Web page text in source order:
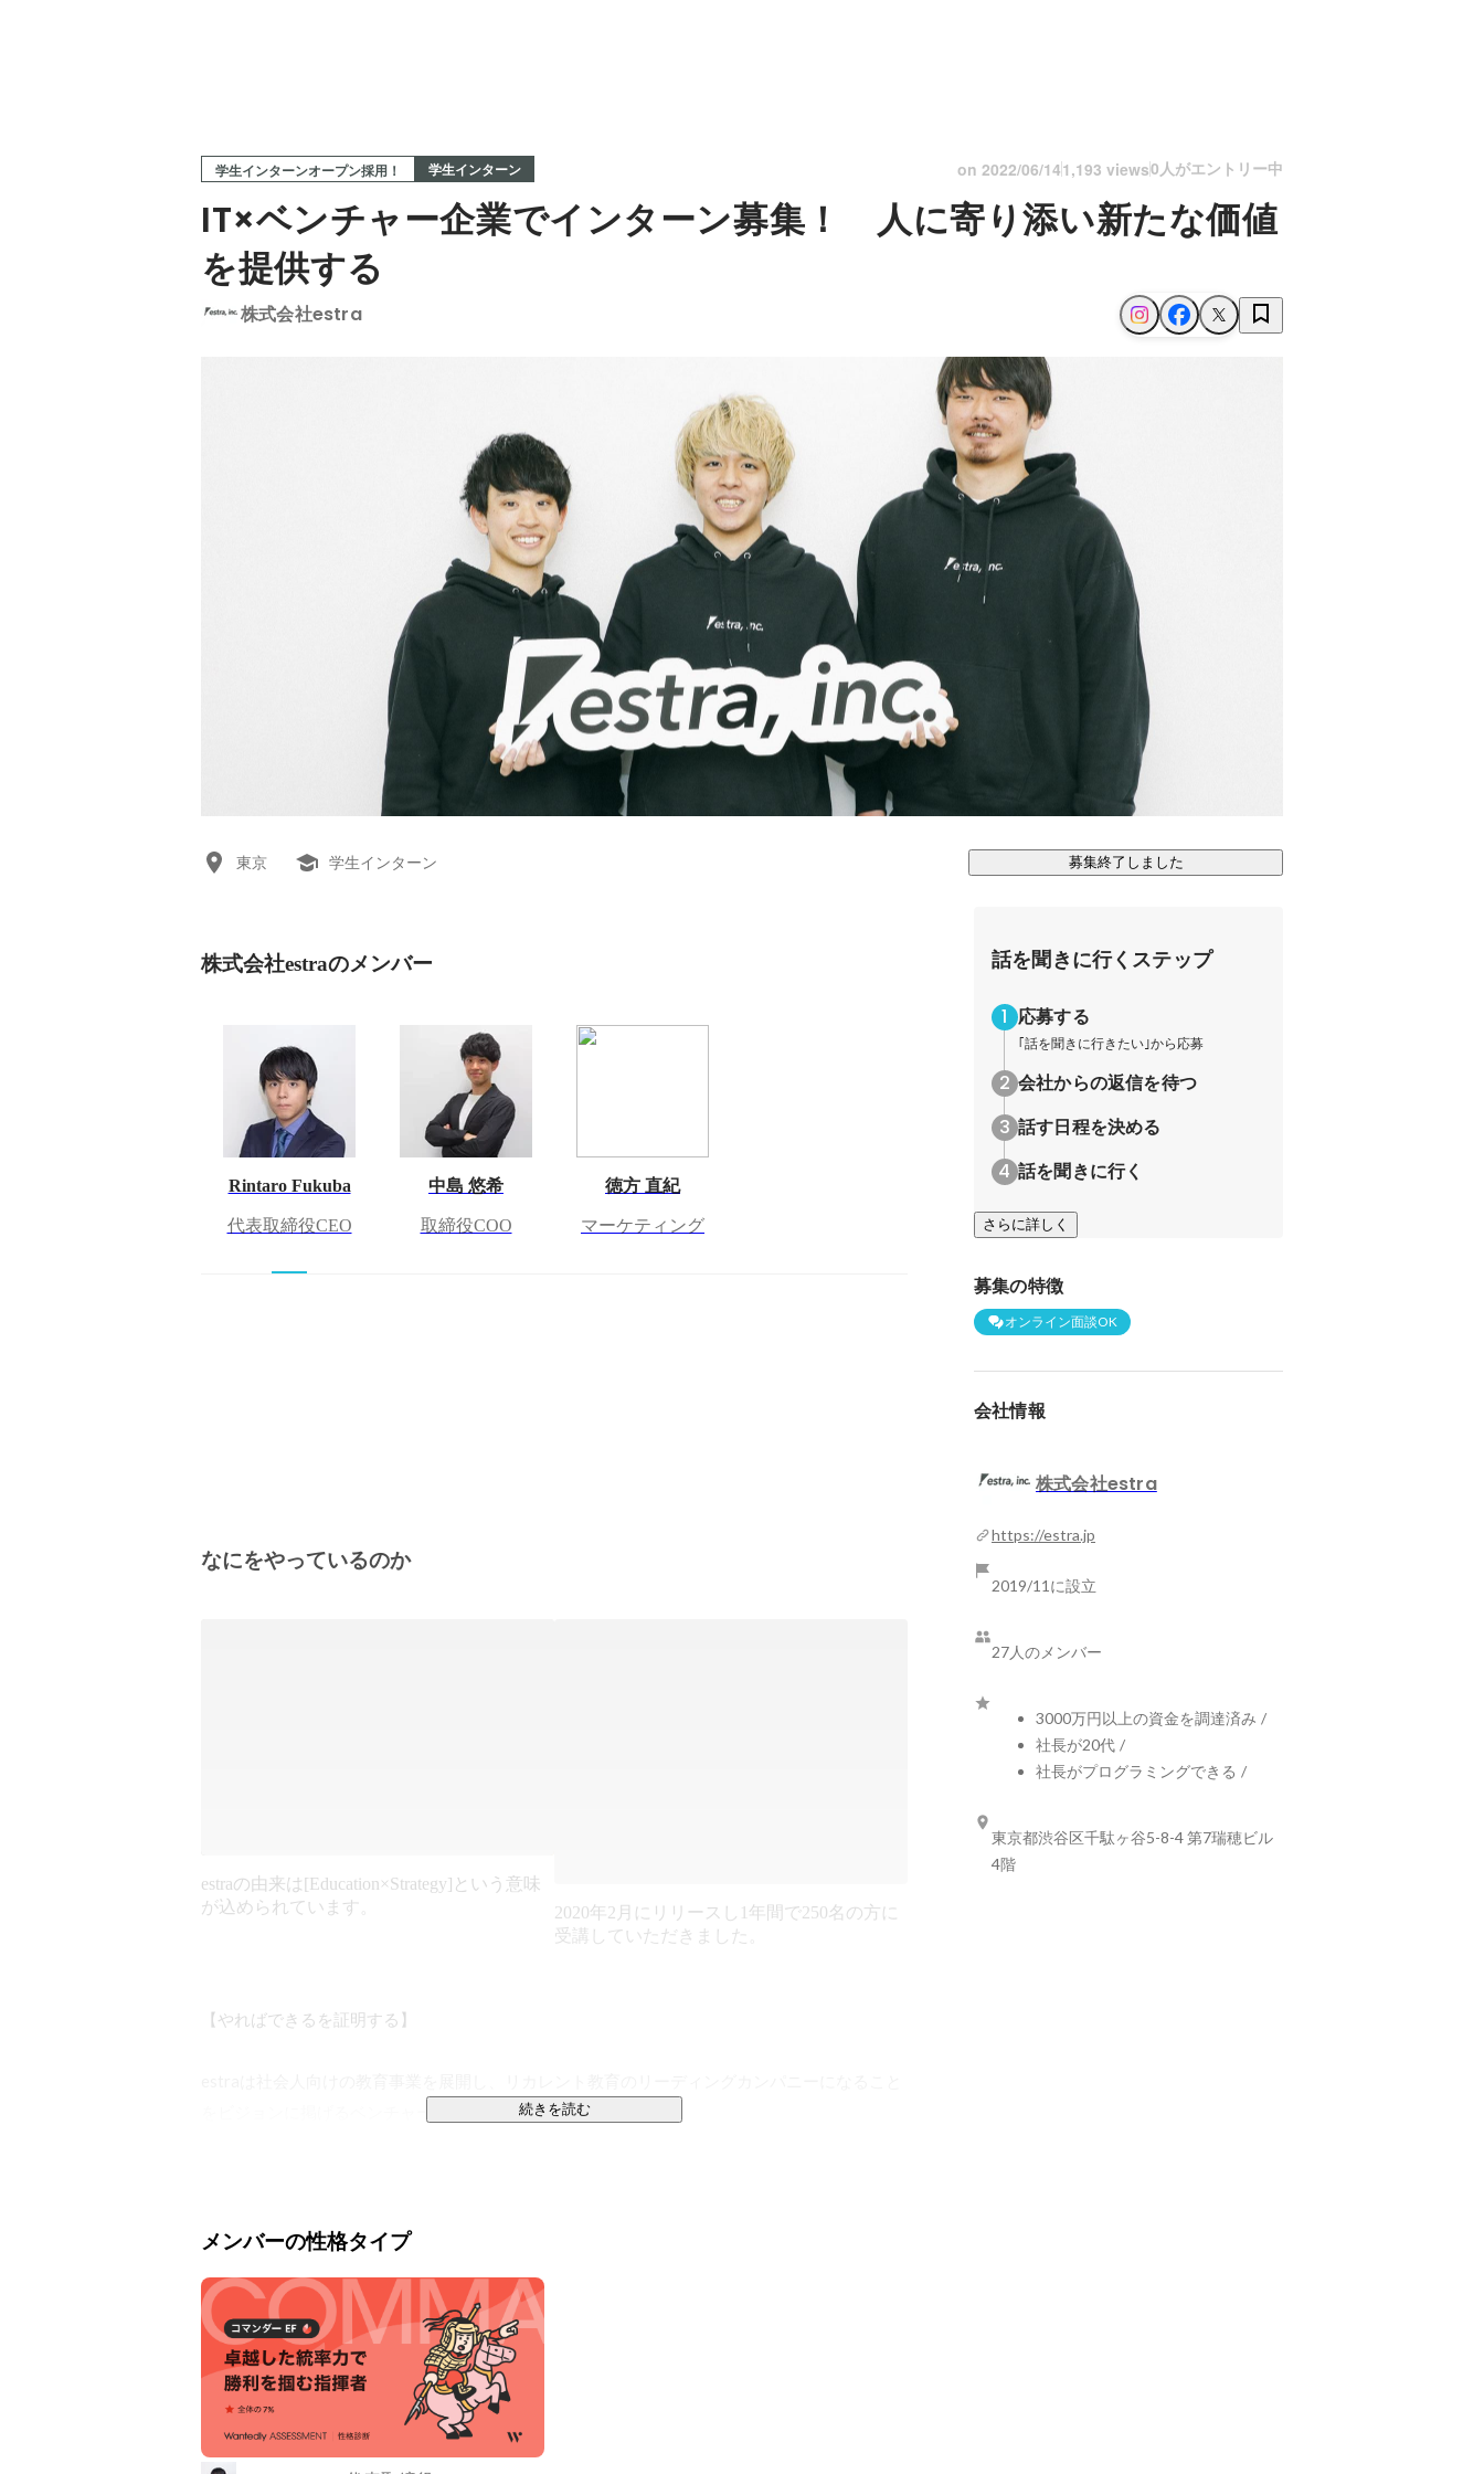
学生インターンオープン採用！ 学生インターン on 2022/06/141,193 views0人がエントリー中
IT×ベンチャー企業でインターン募集！ 人に寄り添い新たな価値
を提供する
株式会社estra
東京 学生インターン 募集終了しました
株式会社estraのメンバー
Rintaro Fukuba
代表取締役CEO
中島 悠希
取締役COO
徳方 直紀
マーケティング
なにをやっているのか
estraの由来は[Education×Strategy]という意味
が込められています。
2020年2月にリリースし1年間で250名の方に
受講していただきました。
【やればできるを証明する】
えています。
エンジニアを志す人は多い一方で、未経験者を採用し開発を任せる企業が少ないです。
また、企業側も即戦力層の採用は難しく、事業拡大に苦しんでいます。
この課題を解決するためには、教育事業だけやれば良い、開発事業だけやれば良いではなく、
教育と開発どちらも行い、橋渡しとなる仕組みを作ることだと考えています。
■ 事業内容
続きを読む
メンバーの性格タイプ
話を聞きに行くステップ
応募する
｢話を聞きに行きたい｣から応募
会社からの返信を待つ
話す日程を決める
話を聞きに行く
さらに詳しく
募集の特徴
オンライン面談OK
会社情報
株式会社estra
https://estra.jp
2019/11に設立
27人のメンバー
3000万円以上の資金を調達済み /
社長が20代 /
社長がプログラミングできる /
東京都渋谷区千駄ヶ谷5-8-4 第7瑞穂ビル
4階